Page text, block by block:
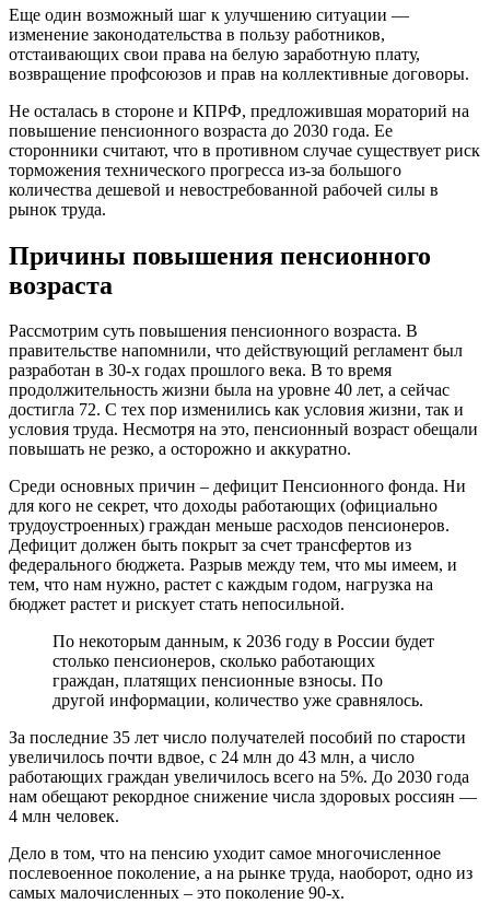
Еще один возможный шаг к улучшению ситуации —
изменение законодательства в пользу работников,
отстаивающих свои права на белую заработную плату,
возвращение профсоюзов и прав на коллективные договоры.
Не осталась в стороне и КПРФ, предложившая мораторий на
повышение пенсионного возраста до 2030 года. Ее
сторонники считают, что в противном случае существует риск
торможения технического прогресса из-за большого
количества дешевой и невостребованной рабочей силы в
рынок труда.
Причины повышения пенсионного
возраста
Рассмотрим суть повышения пенсионного возраста. В
правительстве напомнили, что действующий регламент был
разработан в 30-х годах прошлого века. В то время
продолжительность жизни была на уровне 40 лет, а сейчас
достигла 72. С тех пор изменились как условия жизни, так и
условия труда. Несмотря на это, пенсионный возраст обещали
повышать не резко, а осторожно и аккуратно.
Среди основных причин – дефицит Пенсионного фонда. Ни
для кого не секрет, что доходы работающих (официально
трудоустроенных) граждан меньше расходов пенсионеров.
Дефицит должен быть покрыт за счет трансфертов из
федерального бюджета. Разрыв между тем, что мы имеем, и
тем, что нам нужно, растет с каждым годом, нагрузка на
бюджет растет и рискует стать непосильной.
По некоторым данным, к 2036 году в России будет
столько пенсионеров, сколько работающих
граждан, платящих пенсионные взносы. По
другой информации, количество уже сравнялось.
За последние 35 лет число получателей пособий по старости
увеличилось почти вдвое, с 24 млн до 43 млн, а число
работающих граждан увеличилось всего на 5%. До 2030 года
нам обещают рекордное снижение числа здоровых россиян —
4 млн человек.
Дело в том, что на пенсию уходит самое многочисленное
послевоенное поколение, а на рынке труда, наоборот, одно из
самых малочисленных – это поколение 90-х.